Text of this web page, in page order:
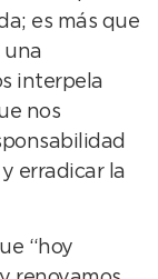
es más que
una
interpela
nos
erradicar la
“hoy